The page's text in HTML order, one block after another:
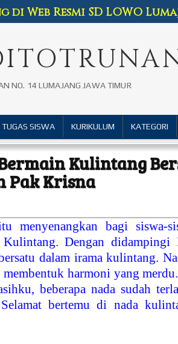
NO. 14 LUMAJANG JAWA TIMUR
di Web Resmi SD LOWO
TUGAS SISWA KURIKULUM KATEGORI
Kulintang
Pak Krisna
menyenangkan bagi siswa-
Dengan didampingi
dalam irama kulintang.
harmoni yang merdu.
beberapa nada sudah
bertemu di nada